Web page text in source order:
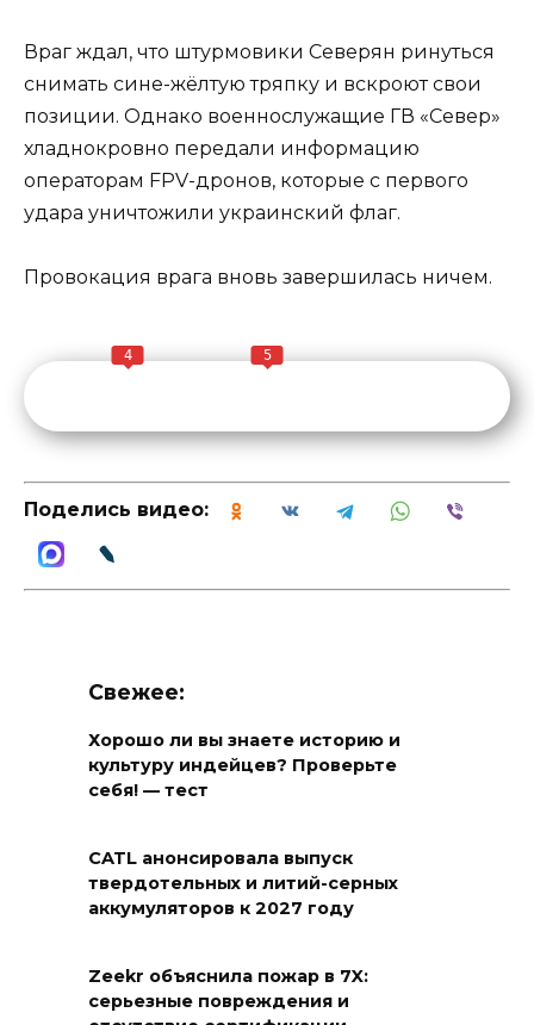
Враг ждал, что штурмовики Северян ринуться
снимать сине-жёлтую тряпку и вскроют свои
позиции. Однако военнослужащие ГВ «Север»
хладнокровно передали информацию
операторам FPV-дронов, которые с первого
удара уничтожили украинский флаг.
Провокация врага вновь завершилась ничем.
4 5
Поделись видео:
Свежее:
Хорошо ли вы знаете историю и
культуру индейцев? Проверьте
себя! — тест
CATL анонсировала выпуск
твердотельных и литий-серных
аккумуляторов к 2027 году
Zeekr объяснила пожар в 7X:
серьезные повреждения и